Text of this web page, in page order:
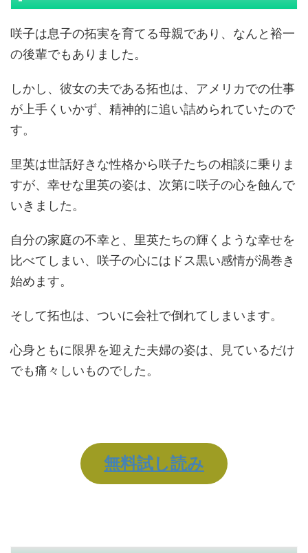
咲子は息子の拓実を育てる母親であり、なんと裕一
の後輩でもありました。
しかし、彼女の夫である拓也は、アメリカでの仕事
が上手くいかず、精神的に追い詰められていたので
す。
里英は世話好きな性格から咲子たちの相談に乗りま
すが、幸せな里英の姿は、次第に咲子の心を蝕んで
いきました。
自分の家庭の不幸と、里英たちの輝くような幸せを
比べてしまい、咲子の心にはドス黒い感情が渦巻き
始めます。
そして拓也は、ついに会社で倒れてしまいます。
心身ともに限界を迎えた夫婦の姿は、見ているだけ
でも痛々しいものでした。
無料試し読み